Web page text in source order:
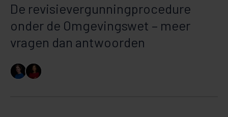
De revisievergunningprocedure
onder de Omgevingswet – meer
vragen dan antwoorden